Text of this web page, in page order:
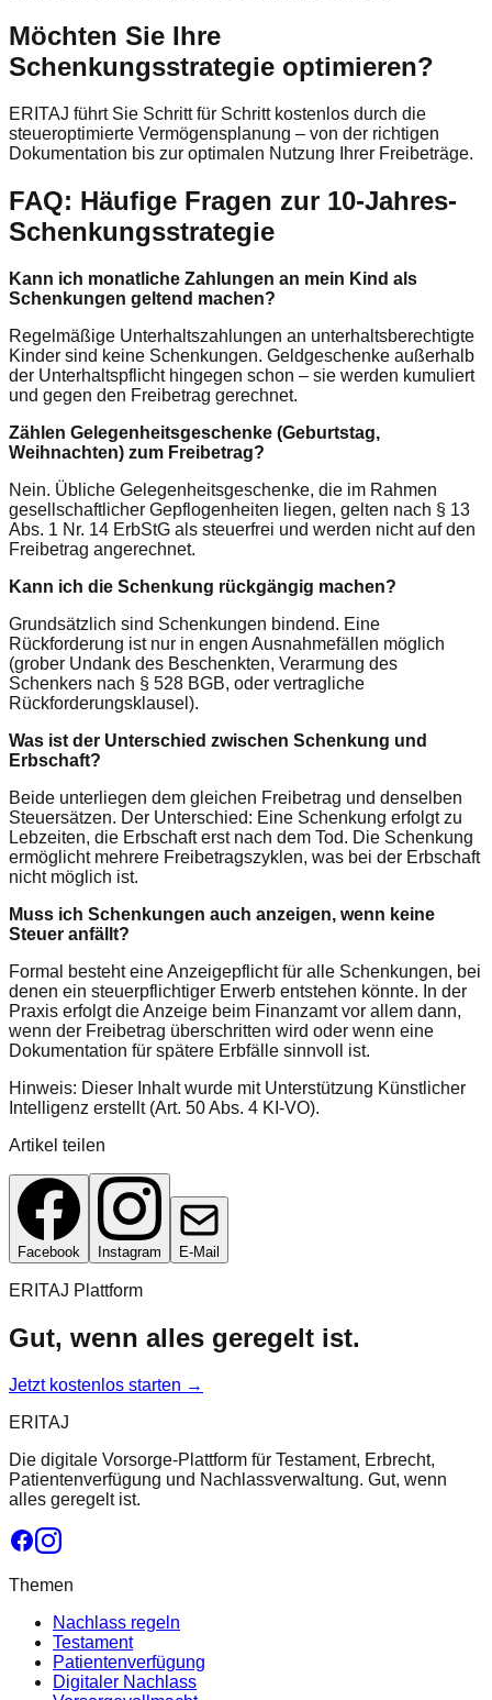
Möchten Sie Ihre
Schenkungsstrategie optimieren?
ERITAJ führt Sie Schritt für Schritt kostenlos durch die
steueroptimierte Vermögensplanung – von der richtigen
Dokumentation bis zur optimalen Nutzung Ihrer Freibeträge.
FAQ: Häufige Fragen zur 10-Jahres-
Schenkungsstrategie
Kann ich monatliche Zahlungen an mein Kind als
Schenkungen geltend machen?
Regelmäßige Unterhaltszahlungen an unterhaltsberechtigte
Kinder sind keine Schenkungen. Geldgeschenke außerhalb
der Unterhaltspflicht hingegen schon – sie werden kumuliert
und gegen den Freibetrag gerechnet.
Zählen Gelegenheitsgeschenke (Geburtstag,
Weihnachten) zum Freibetrag?
Nein. Übliche Gelegenheitsgeschenke, die im Rahmen
gesellschaftlicher Gepflogenheiten liegen, gelten nach § 13
Abs. 1 Nr. 14 ErbStG als steuerfrei und werden nicht auf den
Freibetrag angerechnet.
Kann ich die Schenkung rückgängig machen?
Grundsätzlich sind Schenkungen bindend. Eine
Rückforderung ist nur in engen Ausnahmefällen möglich
(grober Undank des Beschenkten, Verarmung des
Schenkers nach § 528 BGB, oder vertragliche
Rückforderungsklausel).
Was ist der Unterschied zwischen Schenkung und
Erbschaft?
Beide unterliegen dem gleichen Freibetrag und denselben
Steuersätzen. Der Unterschied: Eine Schenkung erfolgt zu
Lebzeiten, die Erbschaft erst nach dem Tod. Die Schenkung
ermöglicht mehrere Freibetragszyklen, was bei der Erbschaft
nicht möglich ist.
Muss ich Schenkungen auch anzeigen, wenn keine
Steuer anfällt?
Formal besteht eine Anzeigepflicht für alle Schenkungen, bei
denen ein steuerpflichtiger Erwerb entstehen könnte. In der
Praxis erfolgt die Anzeige beim Finanzamt vor allem dann,
wenn der Freibetrag überschritten wird oder wenn eine
Dokumentation für spätere Erbfälle sinnvoll ist.
Hinweis: Dieser Inhalt wurde mit Unterstützung Künstlicher
Intelligenz erstellt (Art. 50 Abs. 4 KI-VO).
Artikel teilen
Facebook Instagram E-Mail
ERITAJ Plattform
Gut, wenn alles geregelt ist.
Jetzt kostenlos starten →
ERITAJ
Die digitale Vorsorge-Plattform für Testament, Erbrecht,
Patientenverfügung und Nachlassverwaltung. Gut, wenn
alles geregelt ist.
Themen
Nachlass regeln
Testament
Patientenverfügung
Digitaler Nachlass